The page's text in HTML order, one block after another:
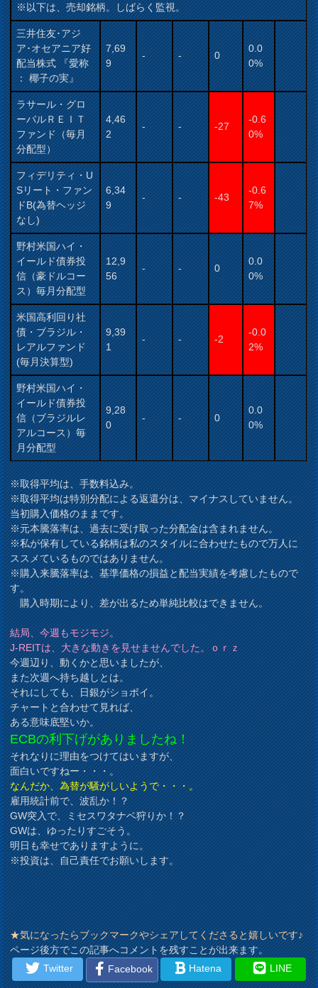
※以下は、売却銘柄。しばらく監視。
三井住友･アジ
ア･オセアニア好
配当株式 『愛称
： 椰子の実』
7,69
9
- - 0
0.0
0%
ラサール・グロ
ーバルＲＥＩＴ
ファンド（毎月
分配型）
4,46
2
- - -27
-0.6
0%
フィデリティ・U
Sリート・ファン
ドB(為替ヘッジ
なし)
6,34
9
- - -43
-0.6
7%
野村米国ハイ・
イールド債券投
信（豪ドルコー
ス）毎月分配型
12,9
56
- - 0
0.0
0%
米国高利回り社
債・ブラジル・
レアルファンド
(毎月決算型)
9,39
1
- - -2
-0.0
2%
野村米国ハイ・
イールド債券投
信（ブラジルレ
アルコース）毎
月分配型
9,28
0
- - 0
0.0
0%
※取得平均は、手数料込み。
※取得平均は特別分配による返還分は、マイナスしていません。
当初購入価格のままです。
※元本騰落率は、過去に受け取った分配金は含まれません。
※私が保有している銘柄は私のスタイルに合わせたもので万人に
ススメているものではありません。
※購入来騰落率は、基準価格の損益と配当実績を考慮したもので
す。
購入時期により、差が出るため単純比較はできません。
結局、今週もモジモジ。
J-REITは、大きな動きを見せませんでした。ｏｒｚ
今週辺り、動くかと思いましたが、
また次週へ持ち越しとは。
それにしても、日銀がショボイ。
チャートと合わせて見れば、
ある意味底堅いか。
ECBの利下げがありましたね！
それなりに理由をつけてはいますが、
面白いですねー・・・。
なんだか、為替が騒がしいようで・・・。
雇用統計前で、波乱か！？
GW突入で、ミセスワタナベ狩りか！？
GWは、ゆったりすごそう。
明日も幸せでありますように。
※投資は、自己責任でお願いします。
★気になったらブックマークやシェアしてくださると嬉しいです♪
ページ後方でこの記事へコメントを残すことが出来ます。
Twitter
Facebook Hatena LINE